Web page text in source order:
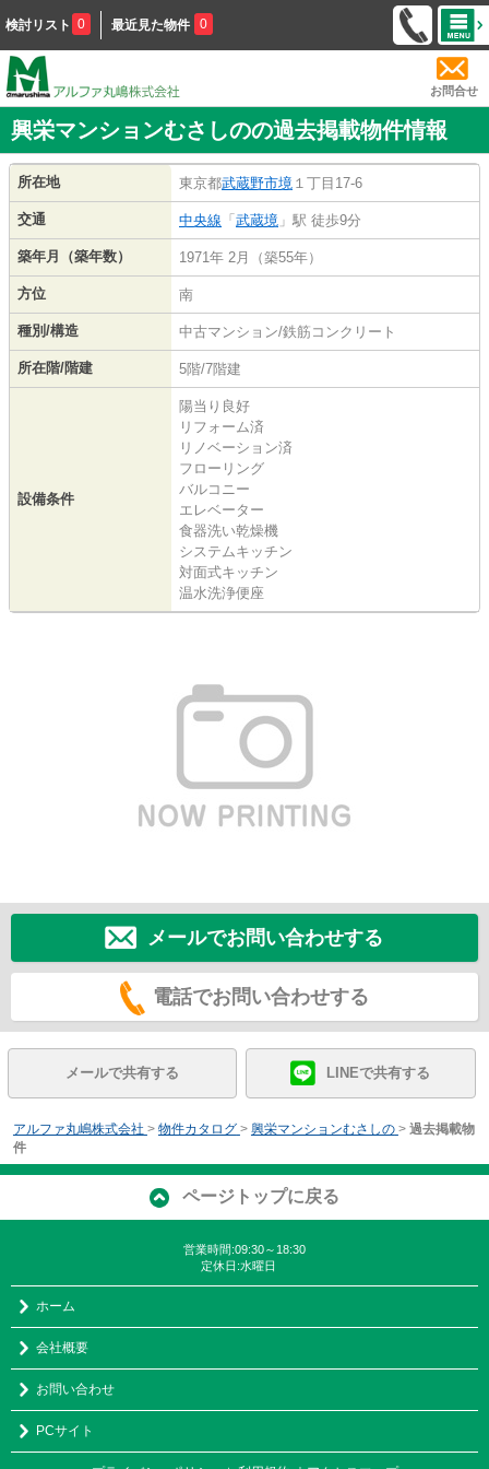
検討リスト 0 最近見た物件 0
お問合せ
興栄マンションむさしのの過去掲載物件情報
所在地 東京都武蔵野市境 １丁目17-6
交通 中央線 「 武蔵境 」駅 徒歩9分
築年月（築年数） 1971年 2月（築55年）
方位 南
種別/構造 中古マンション/鉄筋コンクリート
所在階/階建 5階/7階建
設備条件
陽当り良好
リフォーム済
リノベーション済
フローリング
バルコニー
エレベーター
食器洗い乾燥機
システムキッチン
対面式キッチン
温水洗浄便座
メールでお問い合わせする
電話でお問い合わせする
メールで共有する LINEで共有する
アルファ丸嶋株式会社 > 物件カタログ > 興栄マンションむさしの > 過去掲載物
件
ページトップに戻る
営業時間:09:30～18:30
定休日:水曜日
ホーム
会社概要
お問い合わせ
PCサイト